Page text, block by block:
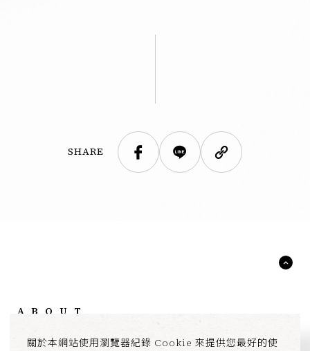
SHARE
ABOUT
NEWS
關於本網站使用瀏覽器紀錄 Cookie 來提供您最好的使